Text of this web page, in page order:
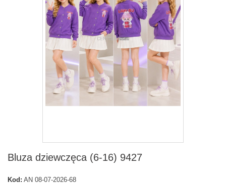
Bluza dziewczęca (6-16) 9427
Kod: AN 08-07-2026-68